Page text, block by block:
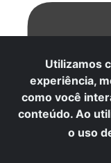
Utilizamos
experiência,
como você
conteúdo. Ao
o uso